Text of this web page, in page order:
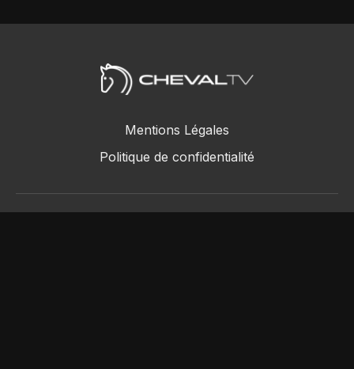
Mentions Légales
Politique de confidentialité